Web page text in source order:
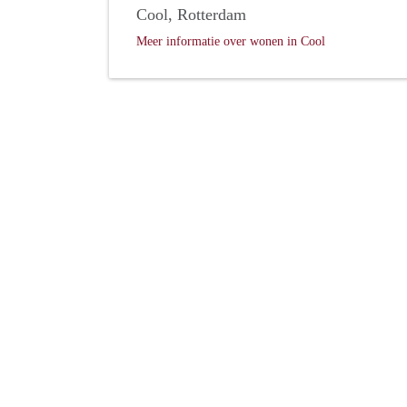
Cool, Rotterdam
Meer informatie over wonen in Cool